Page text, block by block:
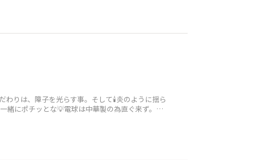
わりは、障子を光らす事。そして🕯️炎のように揺ら
緒にポチッとな💡電球は中華製の為直ぐ来ず。そ